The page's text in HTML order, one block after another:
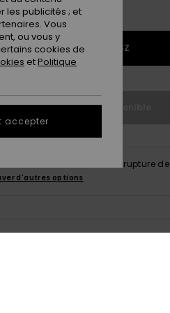
1SZ
Indisponible
produit est actuellement en rupture
d'autres options
chaussette pour planche de
les publicités ; et
Vous
ou vous y
cookies de
etPolitique
accepter